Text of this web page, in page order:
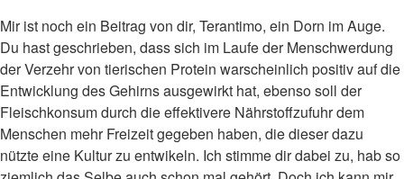
Mir ist noch ein Beitrag von dir, Terantimo, ein Dorn im Auge.
Du hast geschrieben, dass sich im Laufe der Menschwerdung
der Verzehr von tierischen Protein warscheinlich positiv auf die
Entwicklung des Gehirns ausgewirkt hat, ebenso soll der
Fleischkonsum durch die effektivere Nährstoffzufuhr dem
Menschen mehr Freizeit gegeben haben, die dieser dazu
nützte eine Kultur zu entwikeln. Ich stimme dir dabei zu, hab so